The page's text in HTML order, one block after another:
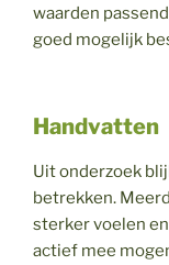
waarden
goed mogelijk
Handvatten
Uit onderzoek
betrekken.
sterker voelen
actief mee